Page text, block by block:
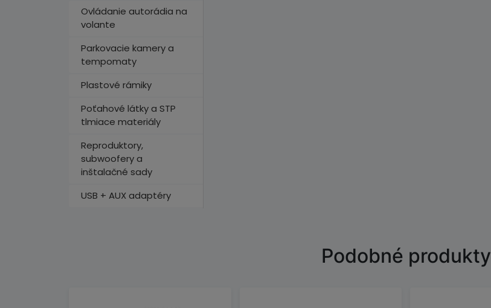
Ovládanie autorádia na
volante
Parkovacie kamery a
tempomaty
Plastové rámiky
Poťahové látky a STP
tlmiace materiály
Reproduktory,
subwoofery a
inštalačné sady
USB + AUX adaptéry
Podobné produkty